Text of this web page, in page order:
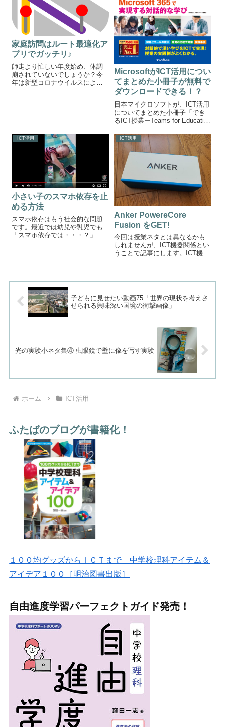
家庭訪問はルート最適化ア
プリでガッチリ♪
師走より忙しい年度始め、体調
崩されていないでしょうか？今
年は新型コロナウイルスによっ
MicrosoftがICT活用につい
てまとめた小冊子が無料で
ダウンロードできる！？
日本マイクロソフトが、ICT活用
についてまとめた小冊子「でき
るICT授業ーTeams for Education
的な学び」のPDFデータを教育
委員会や学校等に向けて無料で
公開しています。ICT担当必...
ICT活用
小さい子のスマホ依存を止
める方法
スマホ依存はもう社会的な問題
です。最近では幼児や乳児でも
「スマホ依存では・・・？」と
Stop ...
ICT活用
Anker PowereCore
Fusion をGET!
今回は授業ネタとは異なるかも
しれませんが、ICT機器関係とい
うことで記事にします。ICT機器
覚教材は、とても分...
子どもに見せたい動画75「世界の現状を考えさ
せられる興味深い国境の衝撃画像」
光の実験小ネタ集④ 虫眼鏡で壁に像を写す実験
ホーム ICT活用
ふたばのブログが書籍化！
１００均グッズからＩＣＴまで 中学校理科アイテム＆
アイデア１００［明治図書出版］
自由進度学習パーフェクトガイド発売！